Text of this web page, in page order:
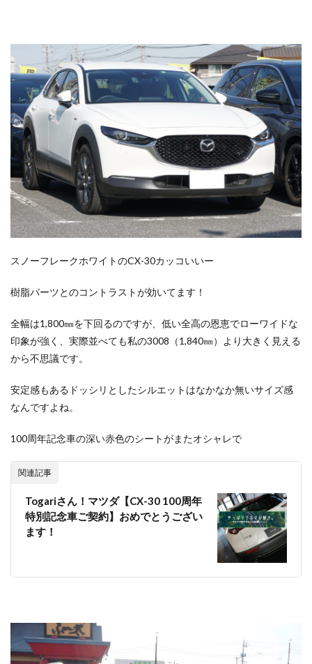
スノーフレークホワイトのCX-30カッコいいー
樹脂パーツとのコントラストが効いてます！
全幅は1,800㎜を下回るのですが、低い全高の恩恵でローワイドな
印象が強く、実際並べても私の3008（1,840㎜）より大きく見える
から不思議です。
安定感もあるドッシリとしたシルエットはなかなか無いサイズ感
なんですよね。
100周年記念車の深い赤色のシートがまたオシャレで
関連記事
Togariさん！マツダ【CX-30 100周年
特別記念車ご契約】おめでとうござい
ます！